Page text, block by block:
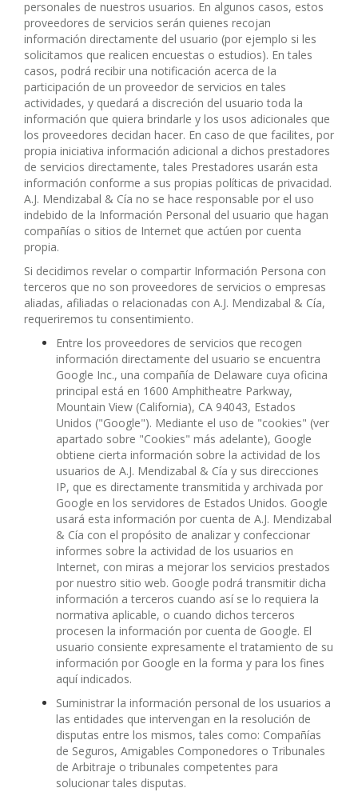
personales de nuestros usuarios. En algunos casos, estos
proveedores de servicios serán quienes recojan
información directamente del usuario (por ejemplo si les
solicitamos que realicen encuestas o estudios). En tales
casos, podrá recibir una notificación acerca de la
participación de un proveedor de servicios en tales
actividades, y quedará a discreción del usuario toda la
información que quiera brindarle y los usos adicionales que
los proveedores decidan hacer. En caso de que facilites, por
propia iniciativa información adicional a dichos prestadores
de servicios directamente, tales Prestadores usarán esta
información conforme a sus propias políticas de privacidad.
A.J. Mendizabal & Cía no se hace responsable por el uso
indebido de la Información Personal del usuario que hagan
compañías o sitios de Internet que actúen por cuenta
propia.
Si decidimos revelar o compartir Información Persona con
terceros que no son proveedores de servicios o empresas
aliadas, afiliadas o relacionadas con A.J. Mendizabal & Cía,
requeriremos tu consentimiento.
Entre los proveedores de servicios que recogen
información directamente del usuario se encuentra
Google Inc., una compañía de Delaware cuya oficina
principal está en 1600 Amphitheatre Parkway,
Mountain View (California), CA 94043, Estados
Unidos ("Google"). Mediante el uso de "cookies" (ver
apartado sobre "Cookies" más adelante), Google
obtiene cierta información sobre la actividad de los
usuarios de A.J. Mendizabal & Cía y sus direcciones
IP, que es directamente transmitida y archivada por
Google en los servidores de Estados Unidos. Google
usará esta información por cuenta de A.J. Mendizabal
& Cía con el propósito de analizar y confeccionar
informes sobre la actividad de los usuarios en
Internet, con miras a mejorar los servicios prestados
por nuestro sitio web. Google podrá transmitir dicha
información a terceros cuando así se lo requiera la
normativa aplicable, o cuando dichos terceros
procesen la información por cuenta de Google. El
usuario consiente expresamente el tratamiento de su
información por Google en la forma y para los fines
aquí indicados.
Suministrar la información personal de los usuarios a
las entidades que intervengan en la resolución de
disputas entre los mismos, tales como: Compañías
de Seguros, Amigables Componedores o Tribunales
de Arbitraje o tribunales competentes para
solucionar tales disputas.